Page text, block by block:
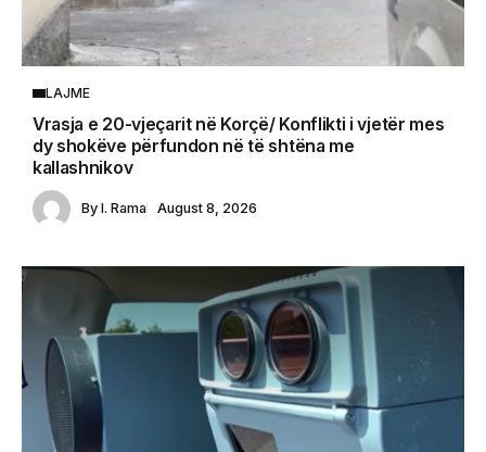
LAJME
Vrasja e 20-vjeçarit në Korçë/ Konflikti i vjetër mes
dy shokëve përfundon në të shtëna me
kallashnikov
By I. Rama August 8, 2026